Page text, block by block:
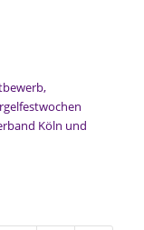
Köln und